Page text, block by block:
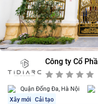
Công ty Cổ
(Tidi Arc)
Quận Đống Đa, Hà Nội
Xây mới Cải tạo